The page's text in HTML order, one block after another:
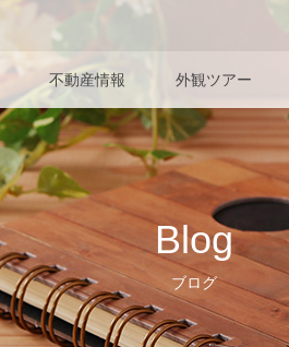
不動産情報 外観ツアー
Blog
ブログ